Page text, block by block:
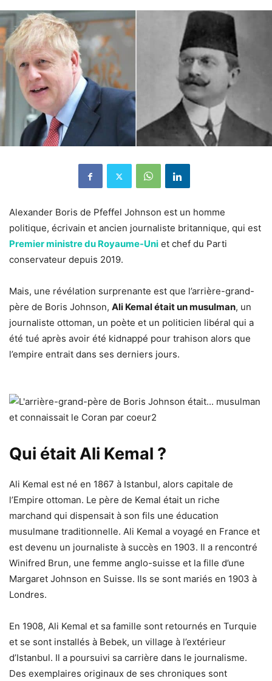
Alexander Boris de Pfeffel Johnson est un homme
politique, écrivain et ancien journaliste britannique, qui est
Premier ministre du Royaume-Uni et chef du Parti
conservateur depuis 2019.
Mais, une révélation surprenante est que l’arrière-grand-
père de Boris Johnson, Ali Kemal était un musulman, un
journaliste ottoman, un poète et un politicien libéral qui a
été tué après avoir été kidnappé pour trahison alors que
l’empire entrait dans ses derniers jours.
Qui était Ali Kemal ?
Ali Kemal est né en 1867 à Istanbul, alors capitale de
l’Empire ottoman. Le père de Kemal était un riche
marchand qui dispensait à son fils une éducation
musulmane traditionnelle. Ali Kemal a voyagé en France et
est devenu un journaliste à succès en 1903. Il a rencontré
Winifred Brun, une femme anglo-suisse et la fille d’une
Margaret Johnson en Suisse. Ils se sont mariés en 1903 à
Londres.
En 1908, Ali Kemal et sa famille sont retournés en Turquie
et se sont installés à Bebek, un village à l’extérieur
d’Istanbul. Il a poursuivi sa carrière dans le journalisme.
Des exemplaires originaux de ses chroniques sont